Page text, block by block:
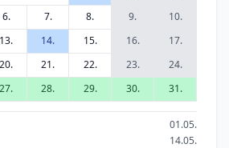
6. 7. 8. 9.
10.
13. 14. 15. 16.
17.
20. 21. 22. 23.
24.
27. 28. 29. 30. 31.
01.05.
14.05.